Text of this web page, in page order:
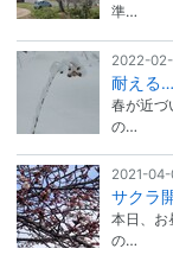
準…
2022-
耐える…
春が近づ
の…
2021-
サクラ
本日、お
の…